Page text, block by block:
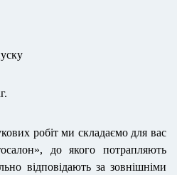
робіт ми складаємо для вас
до якого потрапляють
відповідають за зовнішніми